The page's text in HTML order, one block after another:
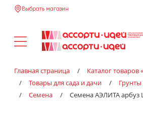
Выбрать магазин
Главная страница /
Каталог товаров
/
Товары для сада и дачи /
/
Семена / Семена АЭЛИТА арбуз